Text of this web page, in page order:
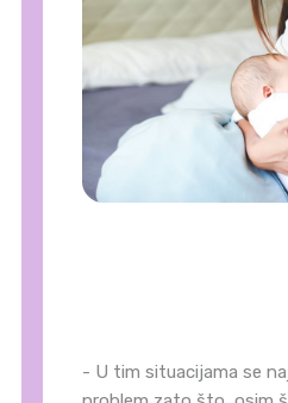
- U tim situacijama se